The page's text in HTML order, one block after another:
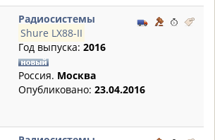
Радиосистемы
Shure LX88-II
Год выпуска: 2016
Россия. Москва
Опубликовано: 23.04.2016